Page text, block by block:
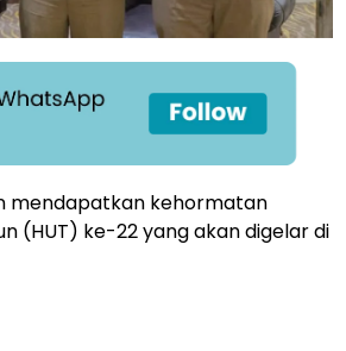
mendapatkan kehormatan
(HUT) ke-22 yang akan digelar di